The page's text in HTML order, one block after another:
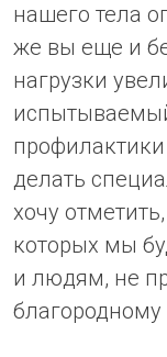
нашего тела
же вы еще и
нагрузки
делать
хочу
которых мы
и людям, не